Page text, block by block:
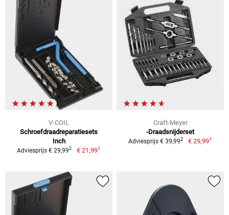
V-COIL
Schroefdraadreparatiesets
Inch
Adviesprijs € 29,992 € 21,991
Craft-Meyer
-Draadsnijderset
Adviesprijs € 39,992 € 29,991